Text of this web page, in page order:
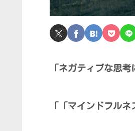
「ネガティブな思
「「マインドフル